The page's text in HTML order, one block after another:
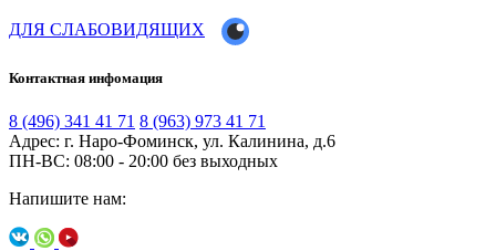
ДЛЯ СЛАБОВИДЯЩИХ
Контактная инфомация
8 (496) 341 41 71 8 (963) 973 41 71
Адрес: г. Наро-Фоминск, ул. Калинина, д.6
ПН-ВС: 08:00 - 20:00 без выходных
Напишите нам: